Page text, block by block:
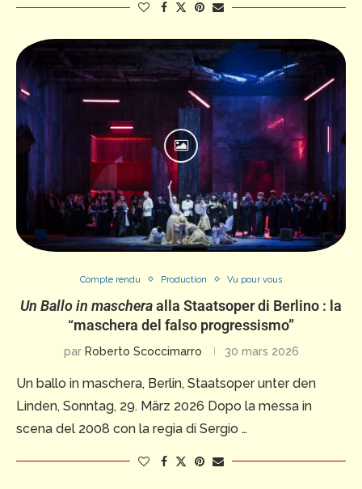
Compte rendu Production Vu pour vous
Un Ballo in mascheraalla Staatsoper di Berlino : la
“maschera del falso progressismo”
par Roberto Scoccimarro 30 mars 2026
Un ballo in maschera, Berlin, Staatsoper unter den
Linden, Sonntag, 29. März 2026 Dopo la messa in
scena del 2008 con la regia di Sergio …